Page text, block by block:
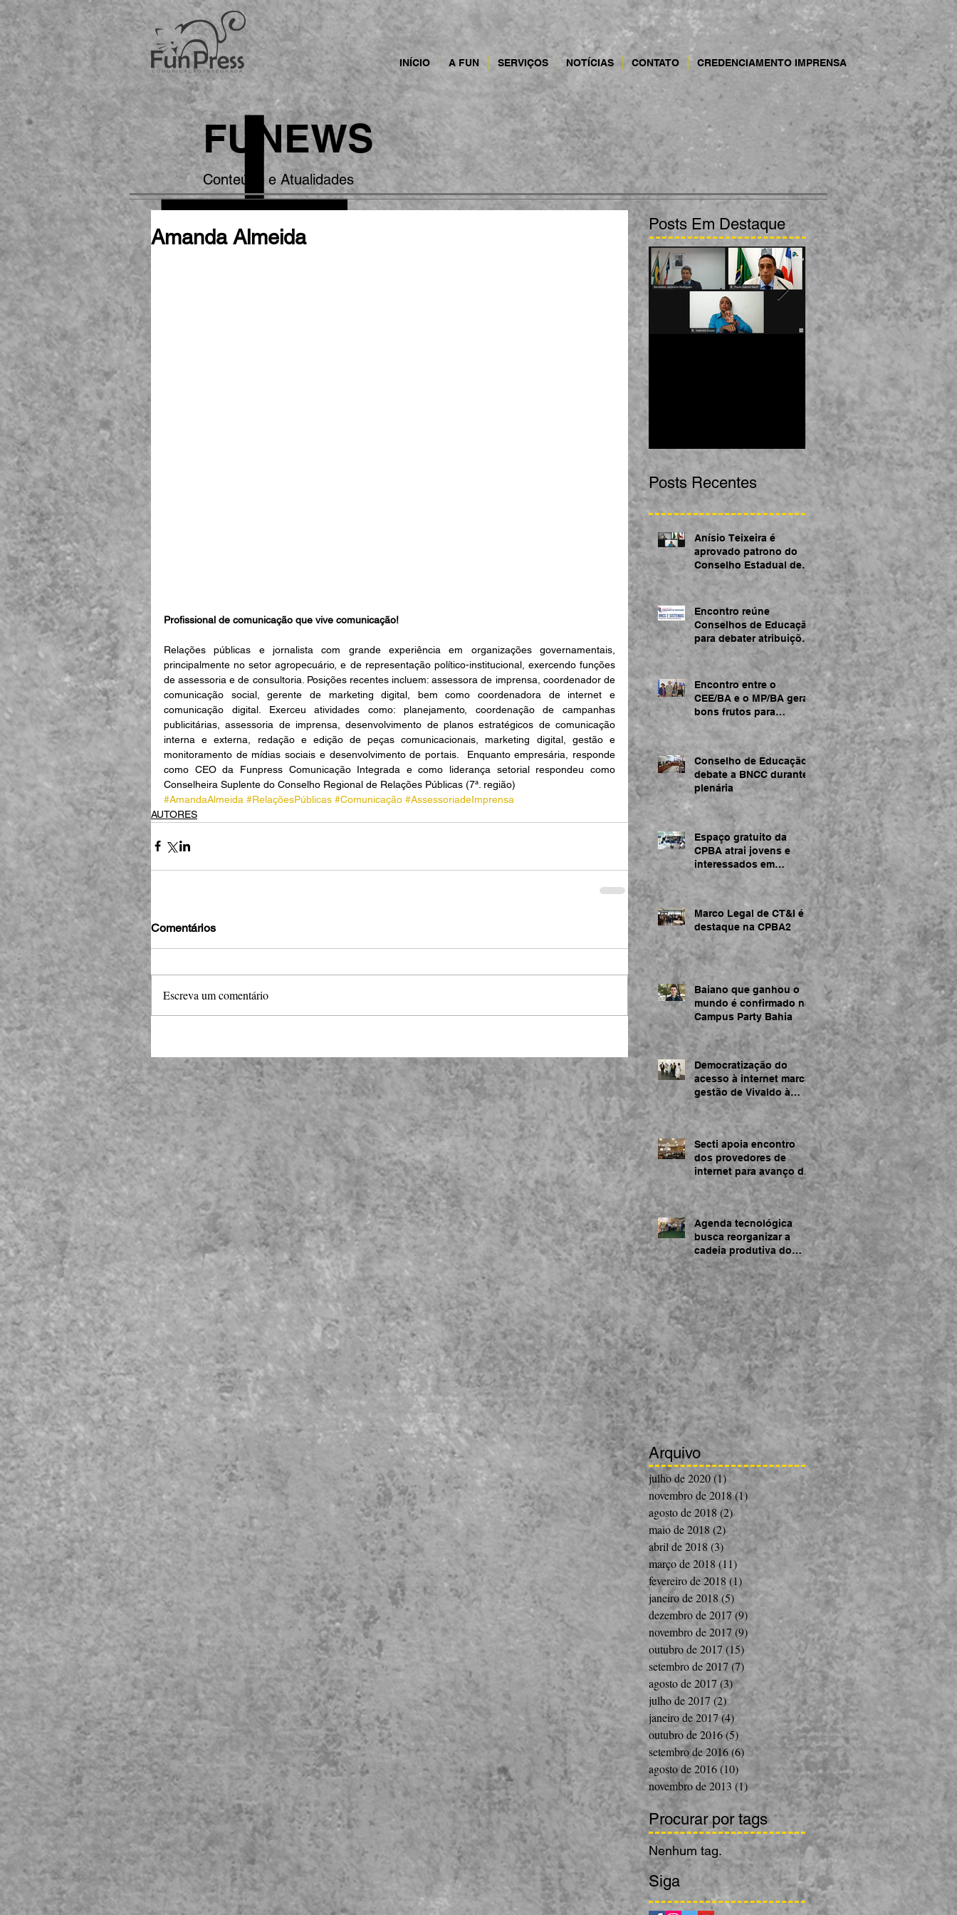
INÍCIO A FUN SERVIÇOS NOTÍCIAS CONTATO CREDENCIAMENTO IMPRENSA
FUNEWS
Conteúdo e Atualidades
Amanda Almeida
Profissional de comunicação que vive comunicação!
Relações públicas e jornalista com grande experiência em organizações governamentais,
principalmente no setor agropecuário, e de representação político-institucional, exercendo funções
de assessoria e de consultoria. Posições recentes incluem: assessora de imprensa, coordenador de
comunicação social, gerente de marketing digital, bem como coordenadora de internet e
comunicação digital. Exerceu atividades como: planejamento, coordenação de campanhas
publicitárias, assessoria de imprensa, desenvolvimento de planos estratégicos de comunicação
interna e externa, redação e edição de peças comunicacionais, marketing digital, gestão e
monitoramento de mídias sociais e desenvolvimento de portais.  Enquanto empresária, responde
como CEO da Funpress Comunicação Integrada e como liderança setorial respondeu como
Conselheira Suplente do Conselho Regional de Relações Públicas (7ª. região)
#AmandaAlmeida #RelaçõesPúblicas #Comunicação #AssessoriadeImprensa
AUTORES
Comentários
Escreva um comentário
Posts Em Destaque
Encontro reúne
Conselhos de Educação
para debater atribuições
acerca da BNCC
Posts Recentes
Anísio Teixeira é
aprovado patrono do
Conselho Estadual de
Educação da Bahia
Encontro reúne
Conselhos de Educação
para debater atribuições
acerca da BNCC
Encontro entre o
CEE/BA e o MP/BA gera
bons frutos para
regularização de
instituições de ensino
Conselho de Educação
debate a BNCC durante
plenária
Espaço gratuito da
CPBA atrai jovens e
interessados em
tecnologia
Marco Legal de CT&I é
destaque na CPBA2
Baiano que ganhou o
mundo é confirmado na
Campus Party Bahia
Democratização do
acesso à internet marca
gestão de Vivaldo à
frente da SECTI
Secti apoia encontro
dos provedores de
internet para avanço da
rede na Bahia
Agenda tecnológica
busca reorganizar a
cadeia produtiva do
cacau na Bahia
Arquivo
julho de 2020 (1)1 post
novembro de 2018(1) 1 post
agosto de 2018 (2)2 posts
maio de 2018 (2)2 posts
abril de 2018 (3) 3 posts
março de 2018 (11) 11 posts
fevereiro de 2018 (1)1 post
janeiro de 2018 (5) 5 posts
dezembro de 2017(9)9 posts
novembro de 2017 (9)9 posts
outubro de 2017(15)
setembro de 2017 (7)
agosto de 2017(3)3 posts
julho de 2017 (2)2 posts
janeiro de 2017(4)4 posts
outubro de 2016(5) 5 posts
setembro de 2016(6)6 posts
agosto de 2016(10)
novembro de 2013 (1)1 post
Procurar por tags
Nenhum tag.
Siga